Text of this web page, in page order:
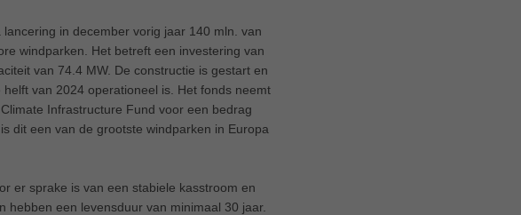
in december vorig jaar 140 mln. van
windparken. Het betreft een investering van
van 74.4 MW. De constructie is gestart en
van 2024 operationeel is. Het fonds neemt
Infrastructure Fund voor een bedrag
dit een van de grootste windparken in Europa
er sprake is van een stabiele kasstroom en
een levensduur van minimaal 30 jaar.